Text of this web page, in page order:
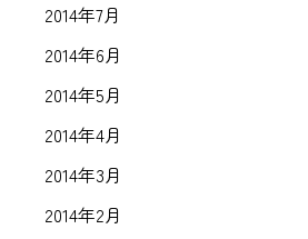
2014年7月
2014年6月
2014年5月
2014年4月
2014年3月
2014年2月